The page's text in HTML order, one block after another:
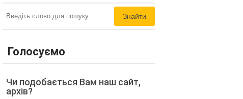
Знайти
Голосуємо
Чи подобається Вам наш сайт,
архів?